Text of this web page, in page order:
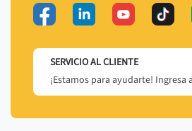
SERVICIO AL CLIENTE
¡Estamos para ayudarte! Ingresa a